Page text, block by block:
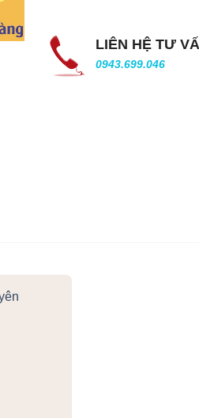
LIÊN HỆ TƯ
0943.699.046